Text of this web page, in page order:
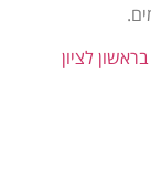
לציון